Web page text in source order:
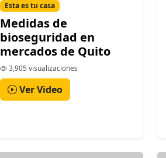
Esta es tu casa
Medidas de
bioseguridad en
mercados de Quito
3,905 visualizaciones
Ver Video